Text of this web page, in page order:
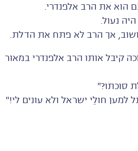
הוא את הרב אלפנדרי.
נעול.
אך הרב לא פתח את הדלת.
קיבל אותו הרב אלפנדרי במאור
סוכתו?"
למען חולֵי ישראל ולא עונים לי!"